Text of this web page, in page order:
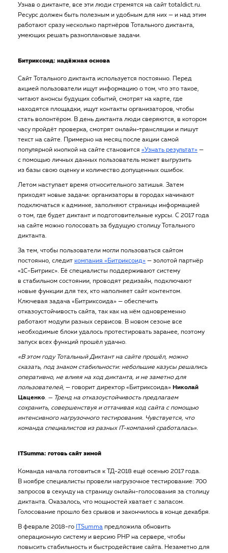
Узнав о диктанте, все эти люди стремятся на сайт totaldict.ru.
Ресурс должен быть полезным и удобным для них — и над этим
работают сразу несколько партнёров Тотального диктанта,
умеющих решать разноплановые задачи.
Битриксоид: надёжная основа
Сайт Тотального диктанта используется постоянно. Перед
акцией пользователи ищут информацию о том, что это такое,
читают анонсы будущих событий, смотрят на карте, где
находятся площадки, ищут контакты организаторов, чтобы
стать волонтёром. В день диктанта люди сверяются, в котором
часу пройдёт проверка, смотрят онлайн-трансляции и пишут
текст на сайте. Примерно на месяц после акции самой
популярной кнопкой на сайте становится «Узнать результат» —
с помощью личных данных пользователь может выгрузить
из базы свою оценку и количество допущенных ошибок.
Летом наступает время относительного затишья. Затем
приходят новые задачи: организаторы в городах начинают
подключаться к админке, заполняют страницы информацией
о том, где будет диктант и подготовительные курсы. С 2017 года
на сайте можно голосовать за будущую столицу Тотального
диктанта.
За тем, чтобы пользователи могли пользоваться сайтом
постоянно, следит компания «Битриксоид» — золотой партнёр
«1С-Битрикс». Её специалисты поддерживают систему
в стабильном состоянии, проводят редизайн, подключают
новые функции для тех, кто наполняет сайт контентом.
Ключевая задача «Битриксоида» — обеспечить
отказоустойчивость сайта, так как на нём одновременно
работают модули разных сервисов. В новом сезоне все
необходимые блоки удалось протестировать заранее, поэтому
запуск всех функций прошёл удачно.
«В этом году Тотальный Диктант на сайте прошёл, можно
сказать, под знаком стабильности: небольшие казусы решались
оперативно, не влияя на ход диктанта, и не заметно для
пользователей, — говорит директор «Битриксоида» Николай
Цаценко. — Тренд на отказоустойчивость предлагаем
сохранить, совершенствуя и оттачивая код сайта с помощью
интенсивного нагрузочного тестирования. Чувствуется, что
команда специалистов из разных IT-компаний сработалась».
ITSumma: готовь сайт зимой
Команда начала готовиться к ТД-2018 ещё осенью 2017 года.
В ноябре специалисты провели нагрузочное тестирование: 700
запросов в секунду на страницу онлайн-голосования за столицу
диктанта. Оказалось, что мощностей хватает с запасом.
Голосование прошло без срывов и закончилось в конце декабря.
В феврале 2018-го ITSumma предложила обновить
операционную систему и версию PHP на сервере, чтобы
повысить стабильность и быстродействие сайта. Незаметно для